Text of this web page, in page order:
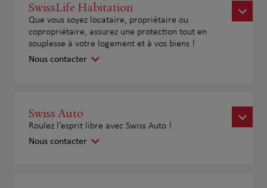
SwissLife Habitation
Que vous soyez locataire, propriétaire ou
copropriétaire, assurez une protection tout en
souplesse à votre logement et à vos biens !
Nous contacter
Swiss Auto
Roulez l'esprit libre avec Swiss Auto !
Nous contacter